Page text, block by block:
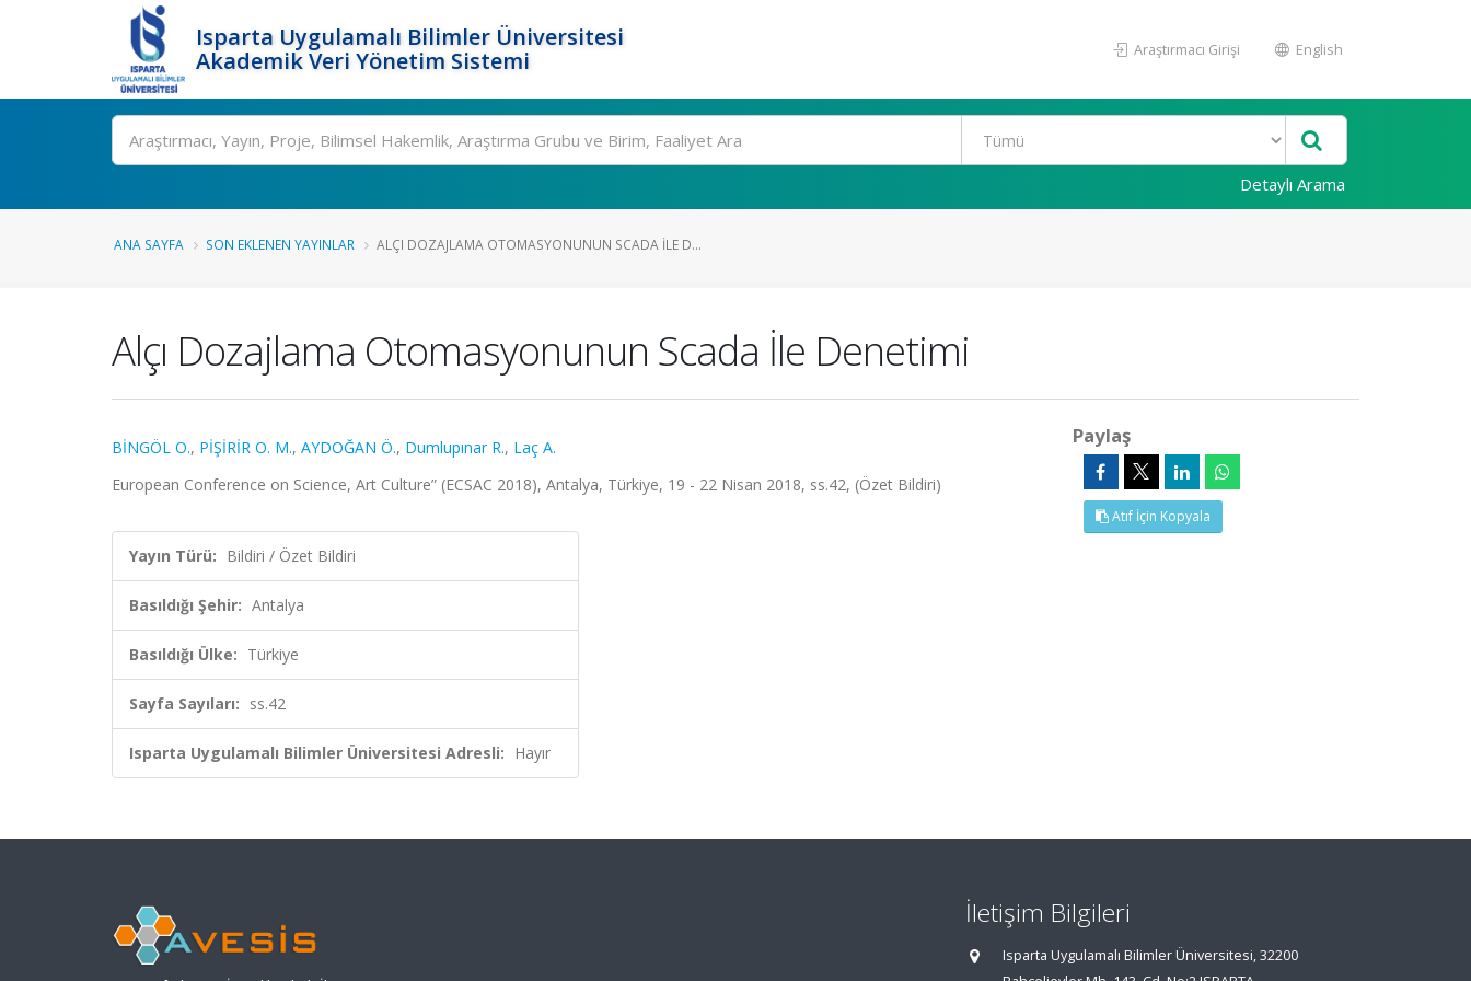
Isparta Uygulamalı Bilimler Üniversitesi
Akademik Veri Yönetim Sistemi
Araştırmacı Girişi English
Ara
Detaylı Arama
ANA SAYFA SON EKLENEN YAYINLAR ALÇI DOZAJLAMA OTOMASYONUNUN SCADA İLE D...
Alçı Dozajlama Otomasyonunun Scada İle Denetimi
BİNGÖL O., PİŞİRİR O. M., AYDOĞAN Ö., Dumlupınar R., Laç A.
European Conference on Science, Art Culture” (ECSAC 2018), Antalya, Türkiye, 19 - 22 Nisan 2018, ss.42, (Özet Bildiri)
Yayın Türü: Bildiri / Özet Bildiri
Basıldığı Şehir: Antalya
Basıldığı Ülke: Türkiye
Sayfa Sayıları: ss.42
Isparta Uygulamalı Bilimler Üniversitesi Adresli: Hayır
Paylaş
Atıf İçin Kopyala
İletişim Bilgileri
Isparta Uygulamalı Bilimler Üniversitesi, 32200